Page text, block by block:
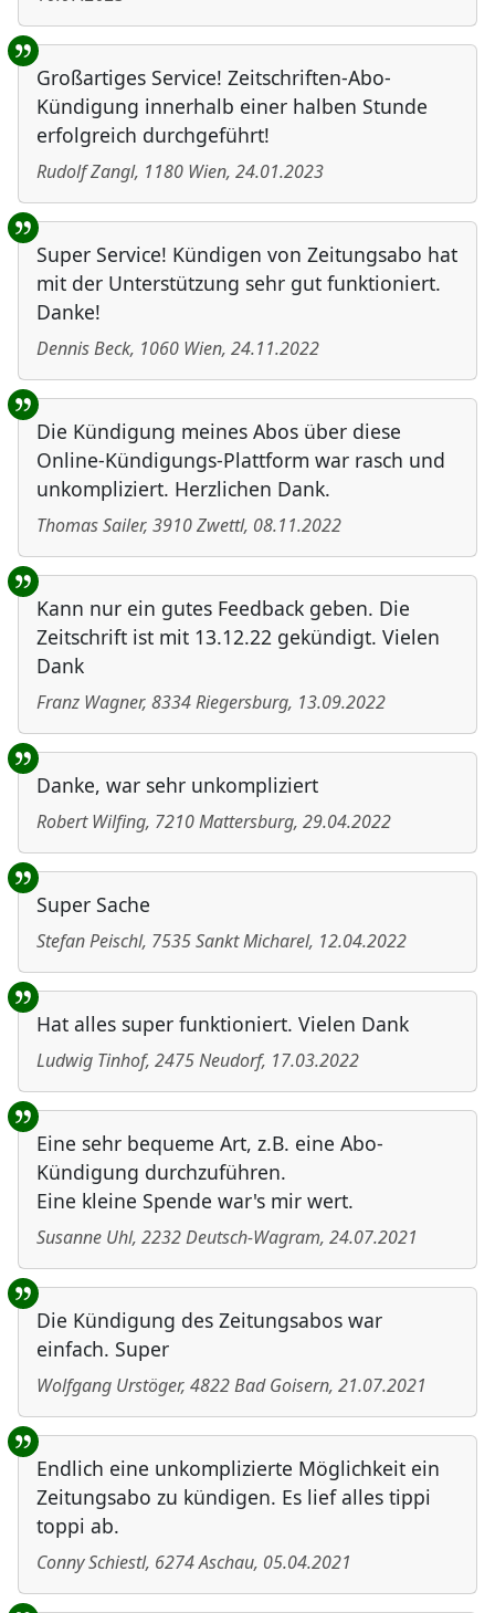
Großartiges Service! Zeitschriften-Abo-
Kündigung innerhalb einer halben Stunde
erfolgreich durchgeführt!
Rudolf Zangl, 1180 Wien, 24.01.2023
Super Service! Kündigen von Zeitungsabo hat
mit der Unterstützung sehr gut funktioniert.
Danke!
Dennis Beck, 1060 Wien, 24.11.2022
Die Kündigung meines Abos über diese
Online-Kündigungs-Plattform war rasch und
unkompliziert. Herzlichen Dank.
Thomas Sailer, 3910Zwettl, 08.11.2022
Kann nur ein gutes Feedback geben. Die
Zeitschrift ist mit 13.12.22 gekündigt. Vielen
Dank
Franz Wagner, 8334Riegersburg, 13.09.2022
Danke, war sehr unkompliziert
Robert Wilfing, 7210Mattersburg, 29.04.2022
Super Sache
Stefan Peischl, 7535Sankt Micharel, 12.04.2022
Hat alles super funktioniert. Vielen Dank
Ludwig Tinhof, 2475Neudorf, 17.03.2022
Eine sehr bequeme Art, z.B. eine Abo-
Kündigung durchzuführen.
Eine kleine Spende war's mir wert.
Susanne Uhl, 2232Deutsch-Wagram, 24.07.2021
Die Kündigung des Zeitungsabos war
einfach. Super
Wolfgang Urstöger, 4822Bad Goisern, 21.07.2021
Endlich eine unkomplizierte Möglichkeit ein
Zeitungsabo zu kündigen. Es lief alles tippi
toppi ab.
Conny Schiestl, 6274Aschau, 05.04.2021